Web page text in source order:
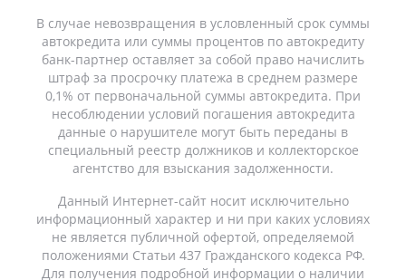
В случае невозвращения в условленный срок суммы
автокредита или суммы процентов по автокредиту
банк-партнер оставляет за собой право начислить
штраф за просрочку платежа в среднем размере
0,1% от первоначальной суммы автокредита. При
несоблюдении условий погашения автокредита
данные о нарушителе могут быть переданы в
специальный реестр должников и коллекторское
агентство для взыскания задолженности.
Данный Интернет-сайт носит исключительно
информационный характер и ни при каких условиях
не является публичной офертой, определяемой
положениями Статьи 437 Гражданского кодекса РФ.
Для получения подробной информации о наличии